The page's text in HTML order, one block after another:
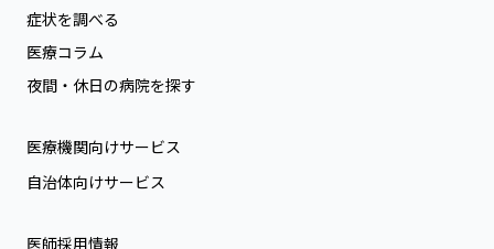
症状を調べる
医療コラム
夜間・休日の病院を探す
医療機関向けサービス
自治体向けサービス
医師採用情報